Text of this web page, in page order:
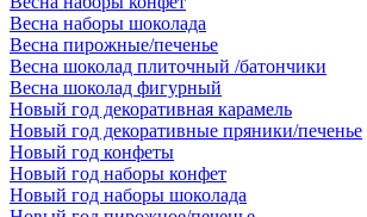
Весна наборы шоколада
Весна пирожные/печенье
Весна шоколад плиточный /батончики
Весна шоколад фигурный
Новый год декоративная карамель
Новый год декоративные пряники/печенье
Новый год конфеты
Новый год наборы конфет
Новый год наборы шоколада